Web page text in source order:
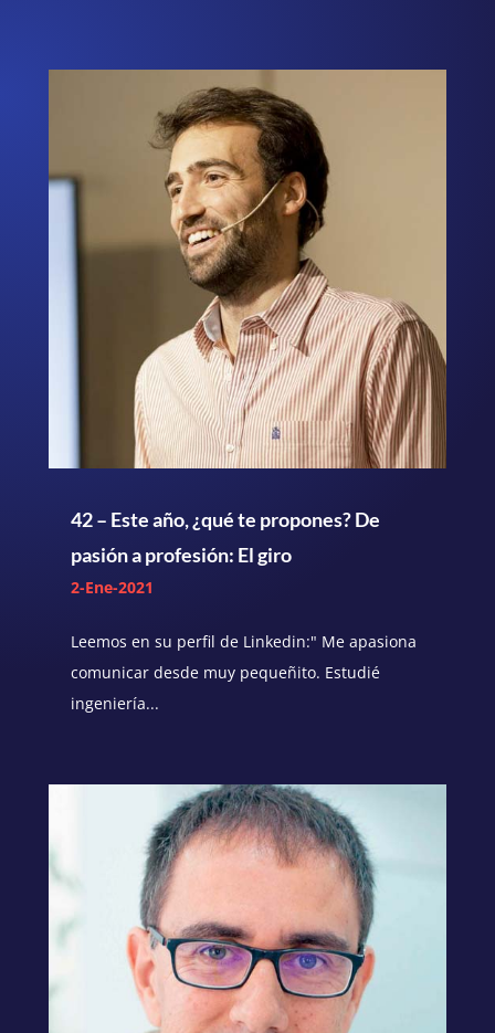
42 – Este año, ¿qué te propones? De
pasión a profesión: El giro
2-Ene-2021
Leemos en su perfil de Linkedin:" Me apasiona
comunicar desde muy pequeñito. Estudié
ingeniería...